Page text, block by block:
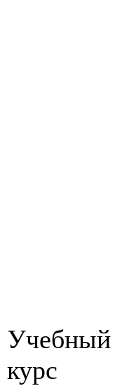
Учебный
курс